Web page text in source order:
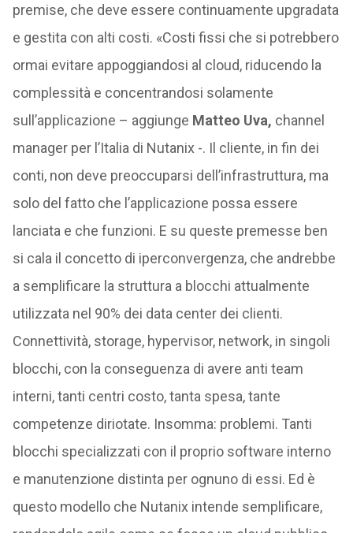
premise, che deve essere continuamente upgradata
e gestita con alti costi. «Costi fissi che si potrebbero
ormai evitare appoggiandosi al cloud, riducendo la
complessità e concentrandosi solamente
sull’applicazione – aggiunge Matteo Uva, channel
manager per l’Italia di Nutanix -. Il cliente, in fin dei
conti, non deve preoccuparsi dell’infrastruttura, ma
solo del fatto che l’applicazione possa essere
lanciata e che funzioni. E su queste premesse ben
si cala il concetto di iperconvergenza, che andrebbe
a semplificare la struttura a blocchi attualmente
utilizzata nel 90% dei data center dei clienti.
Connettività, storage, hypervisor, network, in singoli
blocchi, con la conseguenza di avere anti team
interni, tanti centri costo, tanta spesa, tante
competenze diriotate. Insomma: problemi. Tanti
blocchi specializzati con il proprio software interno
e manutenzione distinta per ognuno di essi. Ed è
questo modello che Nutanix intende semplificare,